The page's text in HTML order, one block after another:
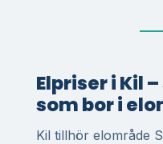
Elpriser i Kil
som bor i
Kil tillhör elområde